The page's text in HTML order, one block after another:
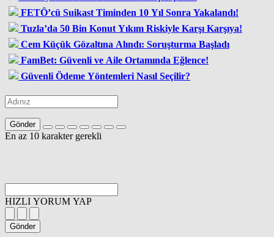
FETÖ’cü Suikast Timinden 10 Yıl Sonra Yakalandı!
Tuzla’da 50 Bin Konut Yıkım Riskiyle Karşı Karşıya!
Cem Küçük Gözaltına Alındı: Soruşturma Başladı
FamBet: Güvenli ve Aile Ortamında Eğlence!
Güvenli Ödeme Yöntemleri Nasıl Seçilir?
Gönder
En az 10 karakter gerekli
HIZLI YORUM YAP
Gönder